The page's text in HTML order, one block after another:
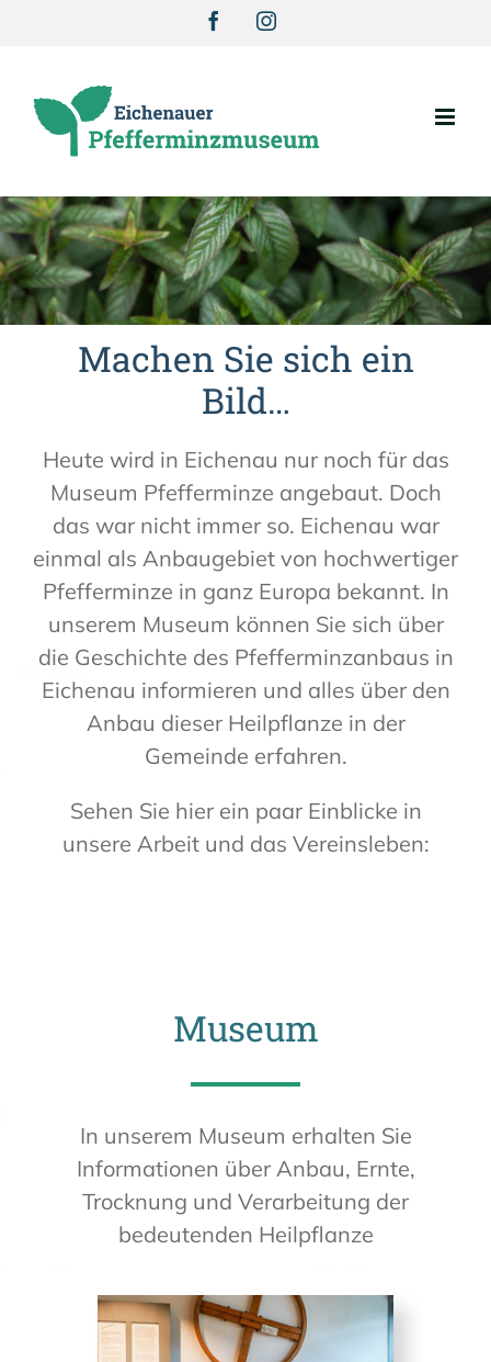
springen
FacebookInstagram
Machen Sie sich ein
Bild…
Heute wird in Eichenau nur noch für das
Museum Pfefferminze angebaut. Doch
das war nicht immer so. Eichenau war
einmal als Anbaugebiet von hochwertiger
Pfefferminze in ganz Europa bekannt. In
unserem Museum können Sie sich über
die Geschichte des Pfefferminzanbaus in
Eichenau informieren und alles über den
Anbau dieser Heilpflanze in der
Gemeinde erfahren.
Sehen Sie hier ein paar Einblicke in
unsere Arbeit und das Vereinsleben:
Museum
In unserem Museum erhalten Sie
Informationen über Anbau, Ernte,
Trocknung und Verarbeitung der
bedeutenden Heilpflanze